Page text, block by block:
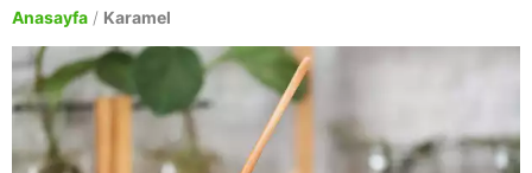
Anasayfa / Karamel